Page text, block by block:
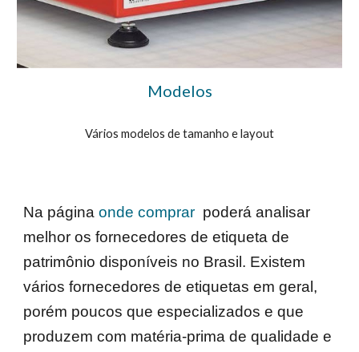
Modelos
Vários modelos de tamanho e layout
Na página onde comprar poderá analisar
melhor os fornecedores de etiqueta de
patrimônio disponíveis no Brasil. Existem
vários fornecedores de etiquetas em geral,
porém poucos que especializados e que
produzem com matéria-prima de qualidade e